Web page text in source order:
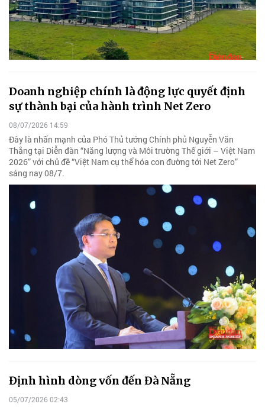
Doanh nghiệp chính là động lực quyết định
sự thành bại của hành trình Net Zero
08/07/2026 14:59
Đây là nhấn mạnh của Phó Thủ tướng Chính phủ Nguyễn Văn
Thắng tại Diễn đàn “Năng lượng và Môi trường Thế giới – Việt Nam
2026” với chủ đề “Việt Nam cụ thể hóa con đường tới Net Zero”
sáng nay 08/7.
Định hình dòng vốn đến Đà Nẵng
05/07/2026 02:43